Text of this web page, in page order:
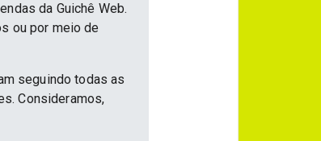
da Guichê Web.
ou por meio de
seguindo todas as
Consideramos,